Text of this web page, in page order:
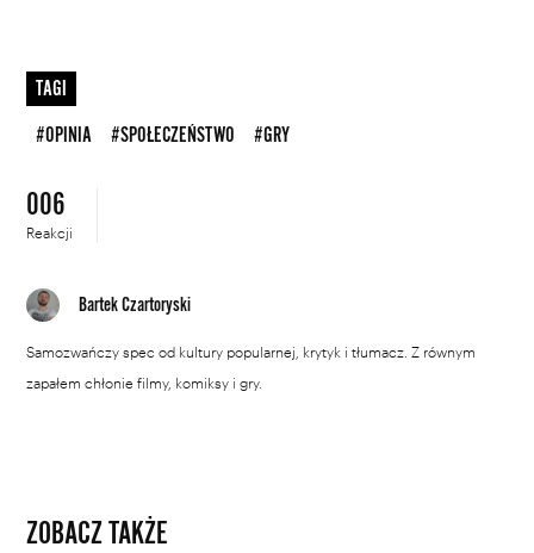
TAGI
#OPINIA #SPOŁECZEŃSTWO #GRY
006
Reakcji
Bartek Czartoryski
Samozwańczy spec od kultury popularnej, krytyk i tłumacz. Z równym
zapałem chłonie filmy, komiksy i gry.
ZOBACZ TAKŻE